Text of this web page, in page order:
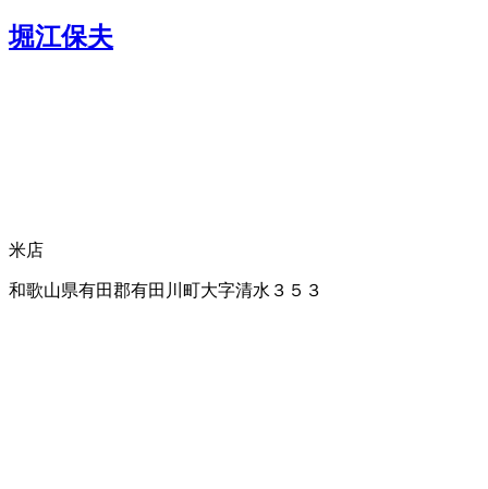
堀江保夫
米店
和歌山県有田郡有田川町大字清水３５３